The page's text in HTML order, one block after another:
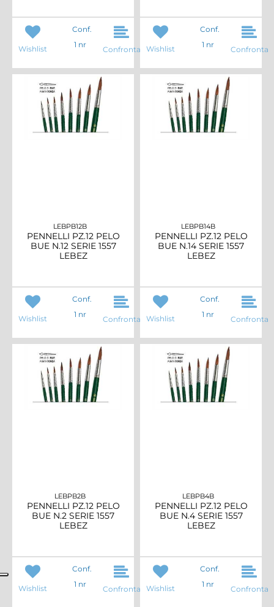
Wishlist
Conf.
1 nr
Confronta Wishlist
Conf.
1 nr
Confronta
LEBPB12B
PENNELLI PZ.12 PELO
BUE N.12 SERIE 1557
LEBEZ
Wishlist
Conf.
1 nr
Confronta
LEBPB14B
PENNELLI PZ.12 PELO
BUE N.14 SERIE 1557
LEBEZ
Wishlist
Conf.
1 nr
Confronta
LEBPB2B
PENNELLI PZ.12 PELO
BUE N.2 SERIE 1557
LEBEZ
Wishlist
Conf.
1 nr
Confronta
LEBPB4B
PENNELLI PZ.12 PELO
BUE N.4 SERIE 1557
LEBEZ
Wishlist
Conf.
1 nr
Confronta